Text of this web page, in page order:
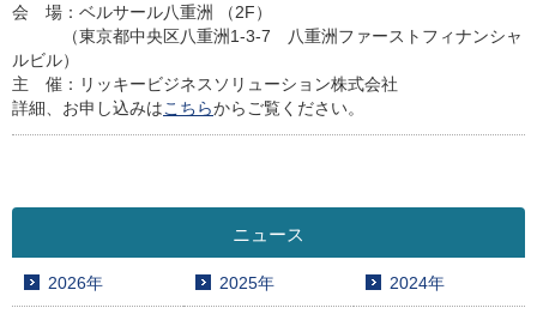
会 場：ベルサール八重洲 （2F）
（東京都中央区八重洲1-3-7 八重洲ファーストフィナンシャ
ルビル）
主 催：リッキービジネスソリューション株式会社
詳細、お申し込みはこちらからご覧ください。
ニュース
2026年 2025年 2024年